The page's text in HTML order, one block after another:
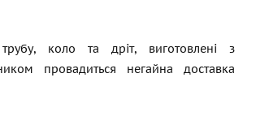
коло та дріт, виготовлені з
провадиться негайна доставка